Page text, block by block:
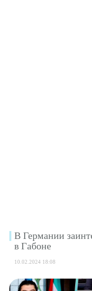
В Германии
в Габоне
10.02.2024 18:08